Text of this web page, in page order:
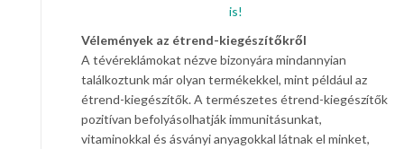
is!
Vélemények az étrend-kiegészítőkről
A tévéreklámokat nézve bizonyára mindannyian
találkoztunk már olyan termékekkel, mint például az
étrend-kiegészítők. A természetes étrend-kiegészítők
pozitívan befolyásolhatják immunitásunkat,
vitaminokkal és ásványi anyagokkal látnak el minket,